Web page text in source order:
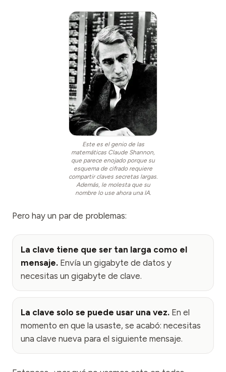
Este es el genio de las
matemáticas Claude Shannon,
que parece enojado porque su
esquema de cifrado requiere
compartir claves secretas largas.
Además, le molesta que su
nombre lo use ahora una IA.
Pero hay un par de problemas:
La clave tiene que ser tan larga como el
mensaje. Envía un gigabyte de datos y
necesitas un gigabyte de clave.
La clave solo se puede usar una vez. En el
momento en que la usaste, se acabó: necesitas
una clave nueva para el siguiente mensaje.